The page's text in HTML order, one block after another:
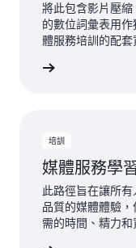
將此包含影片壓
的數位詞彙表用
體服務培訓的配套
培訓
媒體服務學
此路徑旨在讓所
品質的媒體體驗
需的時間、精力和